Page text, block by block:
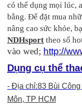
có thể dụng mọi lúc,
bằng. Để đặt mua
nâng cao sức khỏe,
NDHsport theo số
vào wed; http://
Dụng cụ thể
- Địa chỉ:83 Bùi
Môn, TP HCM